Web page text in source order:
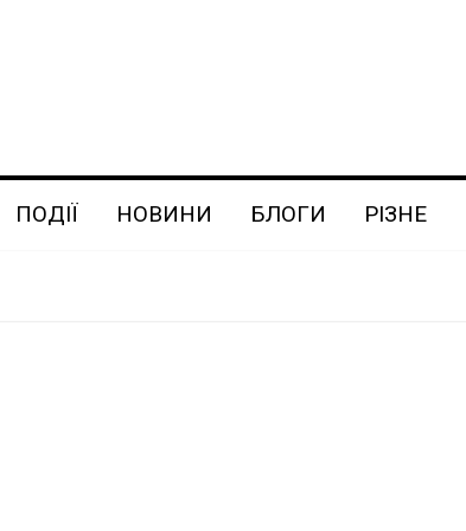
ПОДІЇ НОВИНИ БЛОГИ РІЗНЕ